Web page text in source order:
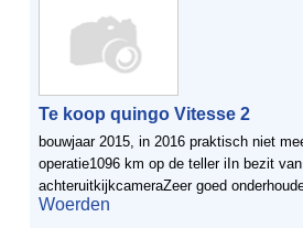
Te koop quingo Vitesse 2
bouwjaar 2015, in 2016 praktisch niet
operatie1096 km op de teller iIn bezit van
achteruitkijkcameraZeer goed
stabiliteitNieuwprijs 6000 euro
Woerden